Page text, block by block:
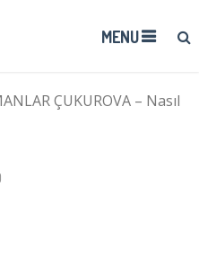
MENU
ÇUKUROVA – Nasıl